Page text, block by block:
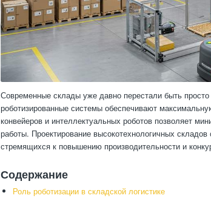
Современные склады уже давно перестали быть
роботизированные системы обеспечивают
конвейеров и интеллектуальных роботов позволяет
работы. Проектирование высокотехнологичных
стремящихся к повышению производительности и
Содержание
Роль роботизации в складской логистике